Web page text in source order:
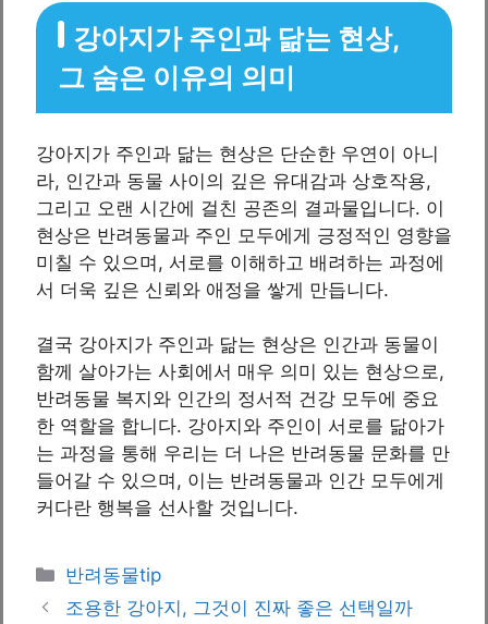
강아지가 주인과 닮는 현상,
그 숨은 이유의 의미
강아지가 주인과 닮는 현상은 단순한 우연이 아니
라, 인간과 동물 사이의 깊은 유대감과 상호작용,
그리고 오랜 시간에 걸친 공존의 결과물입니다. 이
현상은 반려동물과 주인 모두에게 긍정적인 영향을
미칠 수 있으며, 서로를 이해하고 배려하는 과정에
서 더욱 깊은 신뢰와 애정을 쌓게 만듭니다.
결국 강아지가 주인과 닮는 현상은 인간과 동물이
함께 살아가는 사회에서 매우 의미 있는 현상으로,
반려동물 복지와 인간의 정서적 건강 모두에 중요
한 역할을 합니다. 강아지와 주인이 서로를 닮아가
는 과정을 통해 우리는 더 나은 반려동물 문화를 만
들어갈 수 있으며, 이는 반려동물과 인간 모두에게
커다란 행복을 선사할 것입니다.
카
테
반려동물tip
조용한 강아지, 그것이 진짜 좋은 선택일까